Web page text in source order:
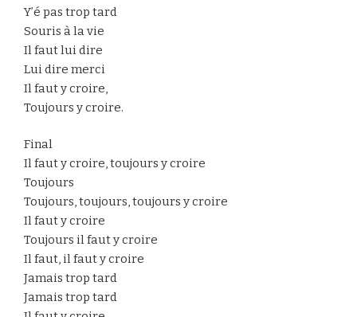
Y’é pas trop tard
Souris à la vie
Il faut lui dire
Lui dire merci
Il faut y croire,
Toujours y croire.
Final
Il faut y croire, toujours y croire
Toujours
Toujours, toujours, toujours y croire
Il faut y croire
Toujours il faut y croire
Il faut, il faut y croire
Jamais trop tard
Jamais trop tard